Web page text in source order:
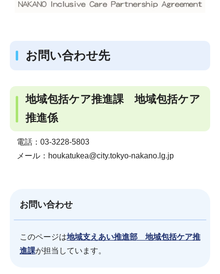
お問い合わせ先
地域包括ケア推進課 地域包括ケア
推進係
電話：03-3228-5803
メール：houkatukea@city.tokyo-nakano.lg.jp
お問い合わせ
このページは地域支えあい推進部 地域包括ケア推
進課が担当しています。